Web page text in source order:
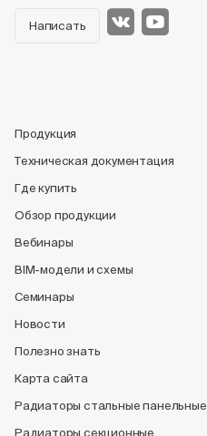
Написать
Продукция
Техническая документация
Где купить
Обзор продукции
Вебинары
BIM-модели и схемы
Семинары
Новости
Полезно знать
Карта сайта
Радиаторы стальные панельные
Радиаторы секционные